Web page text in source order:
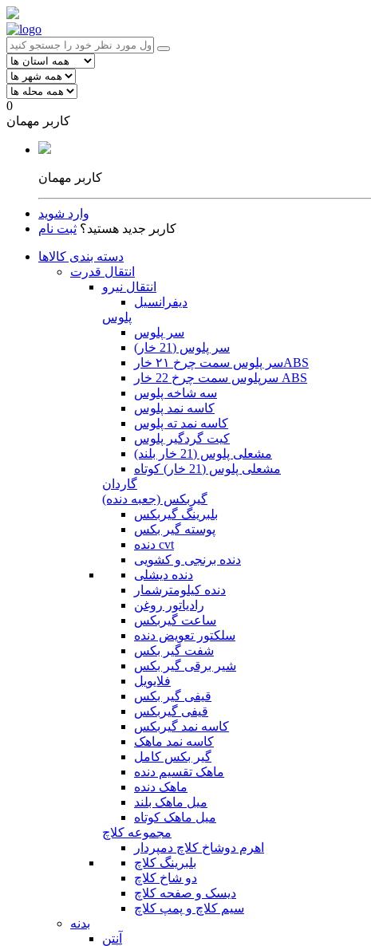
0
کاربر مهمان
کاربر مهمان
وارد شوید
کاربر جدید هستید؟ ثبت نام
دسته بندی کالاها
انتقال قدرت
انتقال نیرو
دیفرانسیل
پلوس
سر پلوس
سر پلوس (21 خار)
سر پلوس سمت چرخ ۲۱ خارABS
سرپلوس سمت چرخ 22 خار ABS
سه شاخه پلوس
کاسه نمد پلوس
کاسه نمد ته پلوس
کیت گردگیر پلوس
مشعلی پلوس (21 خار بلند)
مشعلی پلوس (21 خار) کوتاه
گاردان
گیربکس (جعبه دنده)
بلبرینگ گیربکس
پوسته گیر بکس
دنده cvt
دنده برنجی و کشویی
دنده دیشلی
دنده کیلومترشمار
رادیاتور روغن
ساعت گیربکس
سلکتور تعویض دنده
شفت گیر بکس
شیر برقی گیر بکس
فلایویل
قیفی گیر بکس
قیفی گیربکس
کاسه نمد گیربکس
کاسه نمد ماهک
گیر بکس کامل
ماهک تقسیم دنده
ماهک دنده
میل ماهک بلند
میل ماهک کوتاه
مجموعه کلاچ
اهرم دوشاخ کلاچ دمپردار
بلبرینگ کلاچ
دو شاخ کلاچ
دیسک و صفحه کلاچ
سیم کلاچ و پمپ کلاچ
بدنه
آنتن